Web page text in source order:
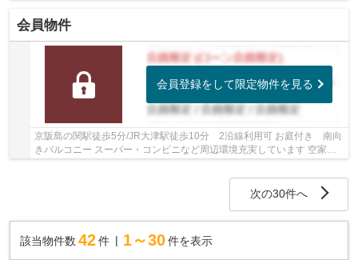
会員物件
会員登録をして限定物件を見る
京阪島の関駅徒歩5分/JR大津駅徒歩10分 2沿線利用可 お庭付き 南向
きバルコニー スーパー・コンビニなど周辺環境充実しています 空家に
つき即引き渡し可能です
次の30件へ
該当物件数 42件 1～30 件を表示